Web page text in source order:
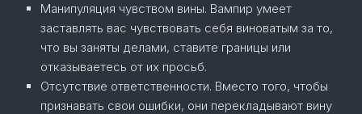
Манипуляция чувством вины. Вампир умеет
заставлять вас чувствовать себя виноватым за то,
что вы заняты делами, ставите границы или
отказываетесь от их просьб.
Отсутствие ответственности. Вместо того, чтобы
признавать свои ошибки, они перекладывают вину